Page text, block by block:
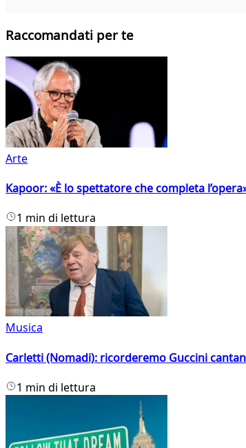
Raccomandati per te
Arte
Kapoor: «È lo spettatore che completa
1 min di lettura
Musica
Carletti (Nomadi): ricorderemo Guccini
1 min di lettura